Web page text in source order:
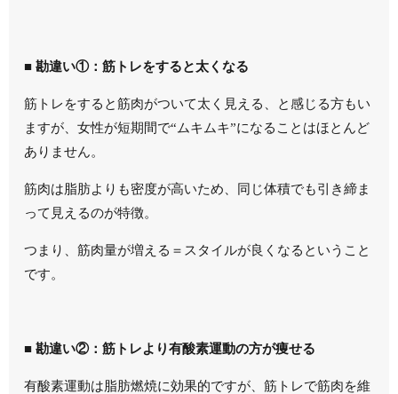
■ 勘違い①：筋トレをすると太くなる
筋トレをすると筋肉がついて太く見える、と感じる方もい
ますが、女性が短期間で“ムキムキ”になることはほとんど
ありません。
筋肉は脂肪よりも密度が高いため、同じ体積でも引き締ま
って見えるのが特徴。
つまり、筋肉量が増える＝スタイルが良くなるということ
です。
■ 勘違い②：筋トレより有酸素運動の方が痩せる
有酸素運動は脂肪燃焼に効果的ですが、筋トレで筋肉を維